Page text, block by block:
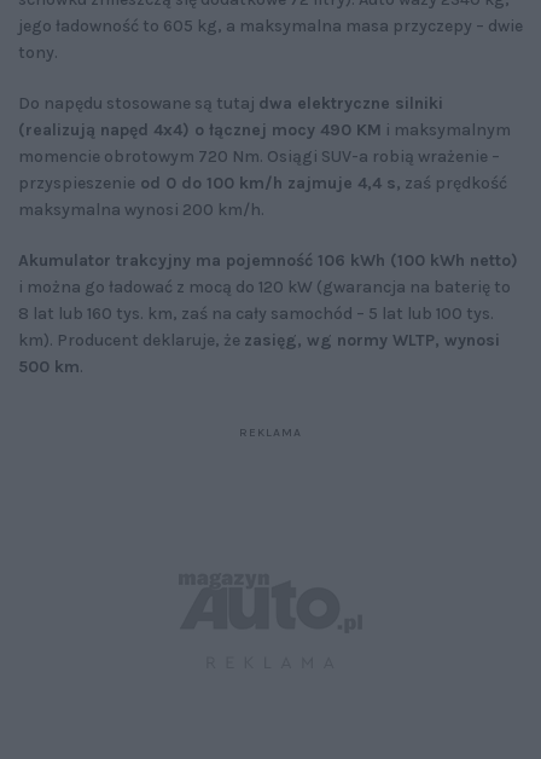
jego ładowność to 605 kg, a maksymalna masa przyczepy – dwie
tony.
Do napędu stosowane są tutaj dwa elektryczne silniki
(realizują napęd 4x4) o łącznej mocy 490 KM i maksymalnym
momencie obrotowym 720 Nm. Osiągi SUV-a robią wrażenie –
przyspieszenie od 0 do 100 km/h zajmuje 4,4 s, zaś prędkość
maksymalna wynosi 200 km/h.
Akumulator trakcyjny ma pojemność 106 kWh (100 kWh netto)
i można go ładować z mocą do 120 kW (gwarancja na baterię to
8 lat lub 160 tys. km, zaś na cały samochód – 5 lat lub 100 tys.
km). Producent deklaruje, że zasięg, wg normy WLTP, wynosi
500 km.